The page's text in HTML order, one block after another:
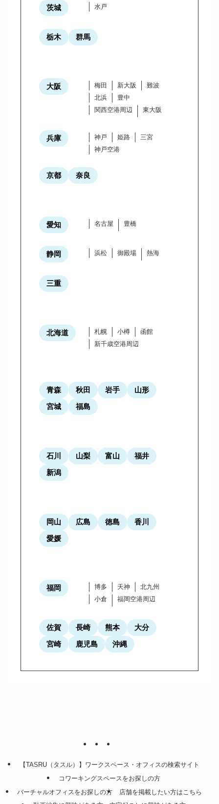
茨城 水戸
栃木 群馬
大阪 梅田 新大阪
難波
北浜
豊中
関西空港周辺
東大阪
兵庫 神戸 姫路
三宮
神戸空港
京都 奈良
愛知 名古屋 豊橋
静岡 浜松 御殿場 熱海
三重
北海道 札幌 小樽
函館
新千歳空港周辺
青森 秋田 岩手
山形
宮城
福島
石川 山梨 富山
福井
新潟
岡山 広島 徳島
香川
愛媛
福岡 博多 天神
北九州
小倉
福岡空港周辺
佐賀 長崎 熊本
大分
宮崎
鹿児島 沖縄
【TASRU（タスル）】ワークスペース・オフィスの検索サイト
コワーキングスペースをお探しの方
バーチャルオフィスをお探しの方
店舗を掲載したい方はこちら